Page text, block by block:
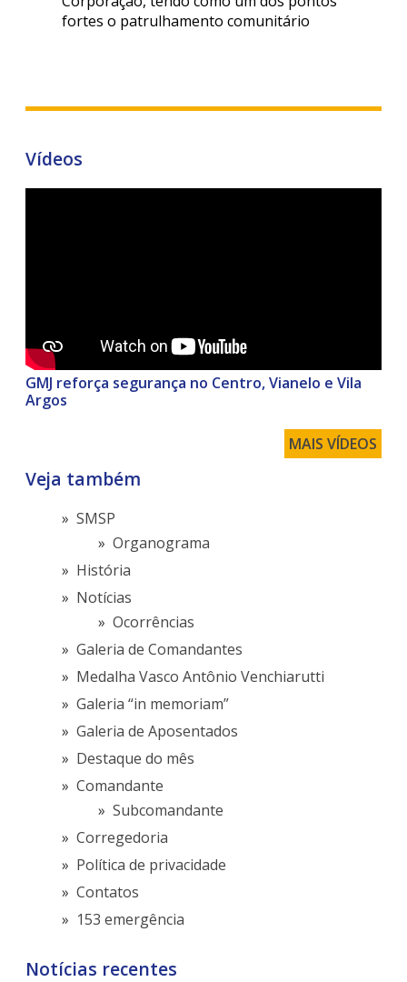
fortes o patrulhamento comunitário
Vídeos
GMJ reforça segurança no Centro, Vianelo e Vila
Argos
MAIS VÍDEOS
Veja também
SMSP
Organograma
História
Notícias
Ocorrências
Galeria de Comandantes
Medalha Vasco Antônio Venchiarutti
Galeria “in memoriam”
Galeria de Aposentados
Destaque do mês
Comandante
Subcomandante
Corregedoria
Política de privacidade
Contatos
153 emergência
Notícias recentes